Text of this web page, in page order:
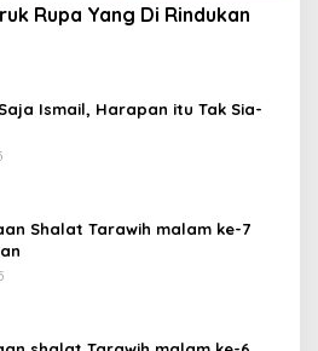
Rupa Yang Di Rindukan
Ismail, Harapan itu Tak Sia-
Shalat Tarawih malam ke-7